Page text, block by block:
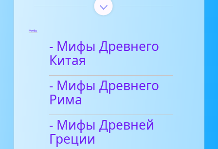
Мифы
- Мифы Древнего
Китая
- Мифы Древнего
Рима
- Мифы Древней
Греции